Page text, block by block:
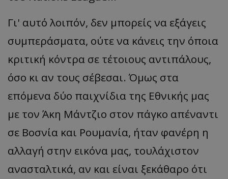
Γι' αυτό λοιπόν, δεν μπορείς να εξάγεις
συμπεράσματα, ούτε να κάνεις την όποια
κριτική κόντρα σε τέτοιους αντιπάλους,
όσο κι αν τους σέβεσαι. Όμως στα
επόμενα δύο παιχνίδια της Εθνικής μας
με τον Άκη Μάντζιο στον πάγκο απέναντι
σε Βοσνία και Ρουμανία, ήταν φανέρη η
αλλαγή στην εικόνα μας, τουλάχιστον
ανασταλτικά, αν και είναι ξεκάθαρο ότι